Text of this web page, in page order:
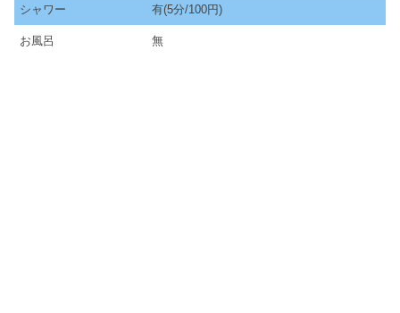
シャワー 有(5分/100円)
お風呂 無